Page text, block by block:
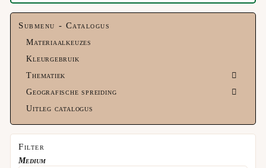
Submenu - Catalogus
Materiaalkeuzes
Kleurgebruik
Thematiek
Geografische spreiding
Uitleg catalogus
Filter
Medium